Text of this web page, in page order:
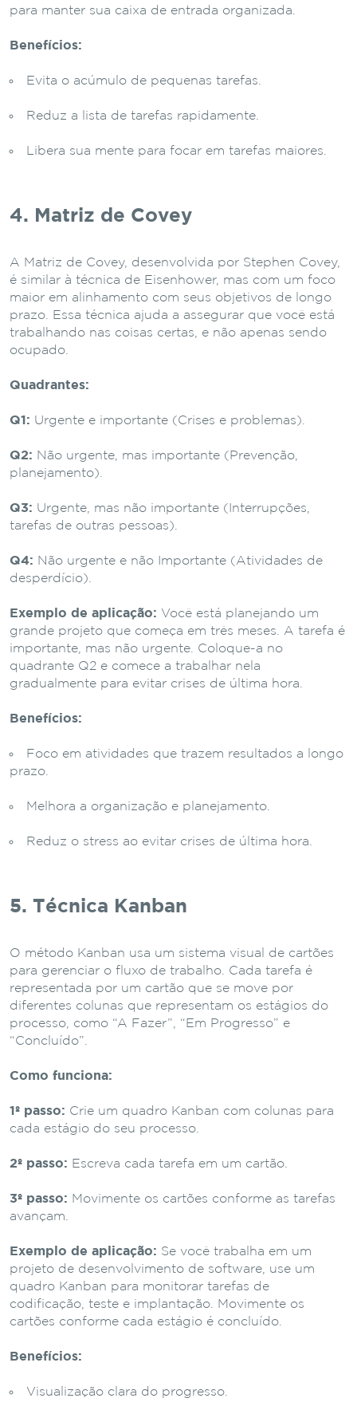
para manter sua caixa de entrada organizada.
Benefícios:
Evita o acúmulo de pequenas tarefas.
Reduz a lista de tarefas rapidamente.
Libera sua mente para focar em tarefas maiores.
4. Matriz de Covey
A Matriz de Covey, desenvolvida por Stephen Covey,
é similar à técnica de Eisenhower, mas com um foco
maior em alinhamento com seus objetivos de longo
prazo. Essa técnica ajuda a assegurar que você está
trabalhando nas coisas certas, e não apenas sendo
ocupado.
Quadrantes:
Q1: Urgente e importante (Crises e problemas).
Q2: Não urgente, mas importante (Prevenção,
planejamento).
Q3: Urgente, mas não importante (Interrupções,
tarefas de outras pessoas).
Q4: Não urgente e não Importante (Atividades de
desperdício).
Exemplo de aplicação: Você está planejando um
grande projeto que começa em três meses. A tarefa é
importante, mas não urgente. Coloque-a no
quadrante Q2 e comece a trabalhar nela
gradualmente para evitar crises de última hora.
Benefícios:
Foco em atividades que trazem resultados a longo
prazo.
Melhora a organização e planejamento.
Reduz o stress ao evitar crises de última hora.
5. Técnica Kanban
O método Kanban usa um sistema visual de cartões
para gerenciar o fluxo de trabalho. Cada tarefa é
representada por um cartão que se move por
diferentes colunas que representam os estágios do
processo, como “A Fazer”, “Em Progresso” e
“Concluído”.
Como funciona:
1º passo: Crie um quadro Kanban com colunas para
cada estágio do seu processo.
2º passo: Escreva cada tarefa em um cartão.
3º passo: Movimente os cartões conforme as tarefas
avançam.
Exemplo de aplicação: Se você trabalha em um
projeto de desenvolvimento de software, use um
quadro Kanban para monitorar tarefas de
codificação, teste e implantação. Movimente os
cartões conforme cada estágio é concluído.
Benefícios:
Visualização clara do progresso.